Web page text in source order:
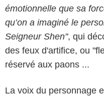
émotionnelle que sa
qu’on a imaginé le
Seigneur Shen", qui
des feux d'artifice, ou
réservé aux paons ...
La voix du personnage